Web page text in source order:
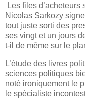
Les files
Nicolas Sarkozy signe
tout juste sorti des
ses vingt et un jours
t-il de même sur le
L’étude des livres
sciences politiques
noté ironiquement le
le spécialiste